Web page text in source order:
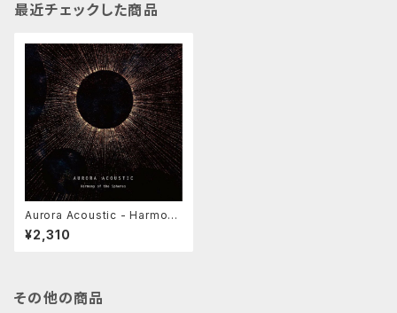
最近チェックした商品
Aurora Acoustic - Harmony
of the Spheres (Seeds An
d Ground:SAGCD029)
¥2,310
その他の商品